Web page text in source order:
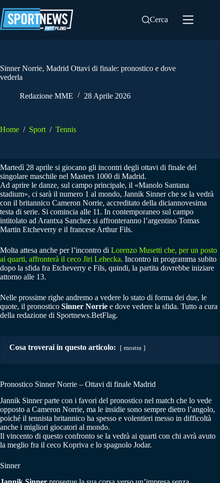
al
contenuto
Cerca
Sinner Norrie, Madrid Ottavi di finale: pronostico e dove
vederla
Redazione MME 28 Aprile 2026
Home / Sport / Tennis
Martedì 28 aprile si giocano gli incontri degli ottavi di finale del
singolare maschile nel Masters 1000 di Madrid.
Ad aprire le danze, sul campo principale, il «Manolo Santana
stadium», ci sarà il numero 1 al mondo, Jannik Sinner che se la vedrà
con il britannico Cameron Norrie, accreditato della diciannovesima
testa di serie. Si comincia alle 11. In contemporaneo sul campo
intitolato ad Arantxa Sanchez si affronteranno l’argentino Tomas
Martin Etcheverry e il francese Arthur Fils.
Molta attesa anche per l’incontro di Lorenzo Musetti che, per un posto
ai quarti, affronterà il ceco Jiri Lehecka. Incontro in programma subito
dopo la sfida fra Etcheverry e Fils, quindi, la partita dovrebbe iniziare
attorno alle 13.
Nelle prossime righe andremo a vedere lo stato di forma dei due, le
quote, il pronostico Sinner Norrie e dove vedere la sfida. Tutto a cura
della redazione di Sportnews.BetFlag.
Cosa troverai in questo articolo: mostra
Pronostico Sinner Norrie – Ottavi di finale Madrid
Jannik Sinner parte con i favori del pronostico nel match che lo vede
opposto a Cameron Norrie, ma le insidie sono sempre dietro l’angolo,
poiché il tennista britannico ha spesso e volentieri messo in difficoltà
anche i migliori giocatori al mondo.
Il vincento di questo confronto se la vedrà ai quarti con chi avrà avuto
la meglio fra il ceco Kopriva e lo spagnolo Jodar.
Sinner